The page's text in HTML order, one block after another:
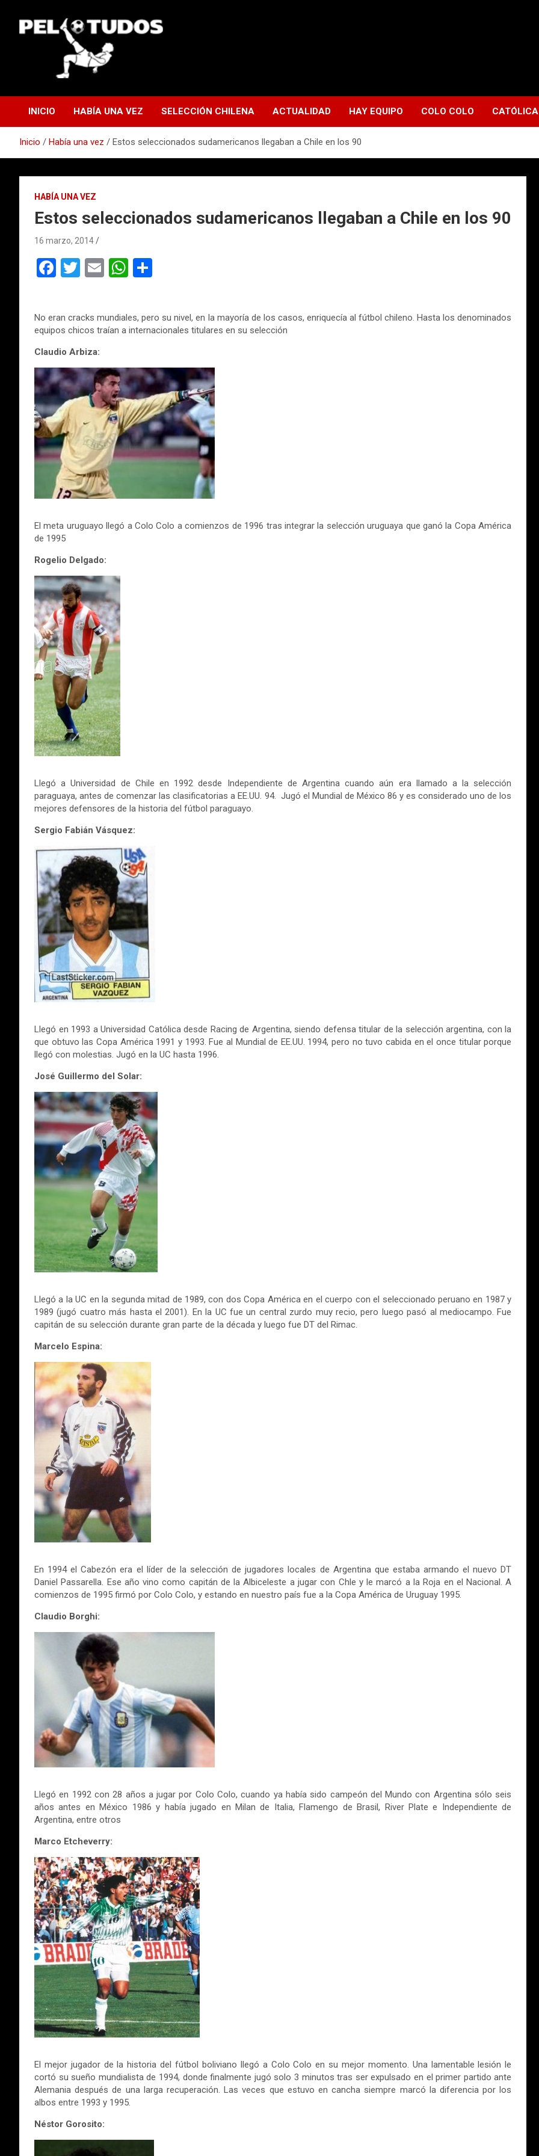
contenido
INICIO HABÍA UNA VEZ SELECCIÓN CHILENA ACTUALIDAD HAY EQUIPO COLO COLO CATÓLICA
Inicio Había una vez Estos seleccionados sudamericanos llegaban a Chile en los 90
HABÍA UNA VEZ
Estos seleccionados sudamericanos llegaban a Chile en los 90
16 marzo, 2014
F
b
o
o
k
T
er
E
W
s
p
p
p
tir
No eran cracks mundiales, pero su nivel, en la mayoría de los casos, enriquecía al fútbol chileno. Hasta los denominados
equipos chicos traían a internacionales titulares en su selección
Claudio Arbiza:
El meta uruguayo llegó a Colo Colo a comienzos de 1996 tras integrar la selección uruguaya que ganó la Copa América
de 1995
Rogelio Delgado:
Llegó a Universidad de Chile en 1992 desde Independiente de Argentina cuando aún era llamado a la selección
paraguaya, antes de comenzar las clasificatorias a EE.UU. 94. Jugó el Mundial de México 86 y es considerado uno de los
mejores defensores de la historia del fútbol paraguayo.
Sergio Fabián Vásquez:
Llegó en 1993 a Universidad Católica desde Racing de Argentina, siendo defensa titular de la selección argentina, con la
que obtuvo las Copa América 1991 y 1993. Fue al Mundial de EE.UU. 1994, pero no tuvo cabida en el once titular porque
llegó con molestias. Jugó en la UC hasta 1996.
José Guillermo del Solar:
Llegó a la UC en la segunda mitad de 1989, con dos Copa América en el cuerpo con el seleccionado peruano en 1987 y
1989 (jugó cuatro más hasta el 2001). En la UC fue un central zurdo muy recio, pero luego pasó al mediocampo. Fue
capitán de su selección durante gran parte de la década y luego fue DT del Rimac.
Marcelo Espina:
En 1994 el Cabezón era el líder de la selección de jugadores locales de Argentina que estaba armando el nuevo DT
Daniel Passarella. Ese año vino como capitán de la Albiceleste a jugar con Chle y le marcó a la Roja en el Nacional. A
comienzos de 1995 firmó por Colo Colo, y estando en nuestro país fue a la Copa América de Uruguay 1995.
Claudio Borghi:
Llegó en 1992 con 28 años a jugar por Colo Colo, cuando ya había sido campeón del Mundo con Argentina sólo seis
años antes en México 1986 y había jugado en Milan de Italia, Flamengo de Brasil, River Plate e Independiente de
Argentina, entre otros
Marco Etcheverry:
El mejor jugador de la historia del fútbol boliviano llegó a Colo Colo en su mejor momento. Una lamentable lesión le
cortó su sueño mundialista de 1994, donde finalmente jugó solo 3 minutos tras ser expulsado en el primer partido ante
Alemania después de una larga recuperación. Las veces que estuvo en cancha siempre marcó la diferencia por los
albos entre 1993 y 1995.
Néstor Gorosito: